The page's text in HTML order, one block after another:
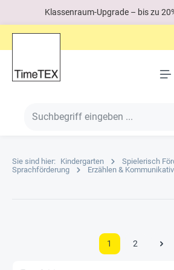
Klassenraum-Upgrade – bis zu
Sie sind hier: Kindergarten
Spielerisch
Sprachförderung
Erzählen &
1 2